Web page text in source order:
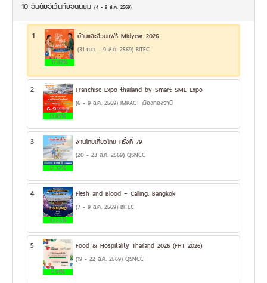
10 อันดับอีเว้นท์ยอดนิยม (4 - 9 ส.ค. 2569)
1
17.87%
บ้านและสวนแฟร์ Midyear 2026
(31 ก.ค. - 9 ส.ค. 2569) BITEC
2
13.85%
Franchise Expo thailand by Smart SME Expo
(6 - 9 ส.ค. 2569) IMPACT เมืองทองธานี
3
12.32%
งานไทยเที่ยวไทย ครั้งที่ 79
(20 - 23 ส.ค. 2569) QSNCC
4
10.23%
Flesh and Blood – Calling: Bangkok
(7 - 9 ส.ค. 2569) BITEC
5
5.91%
Food & Hospitality Thailand 2026 (FHT 2026)
(19 - 22 ส.ค. 2569) QSNCC